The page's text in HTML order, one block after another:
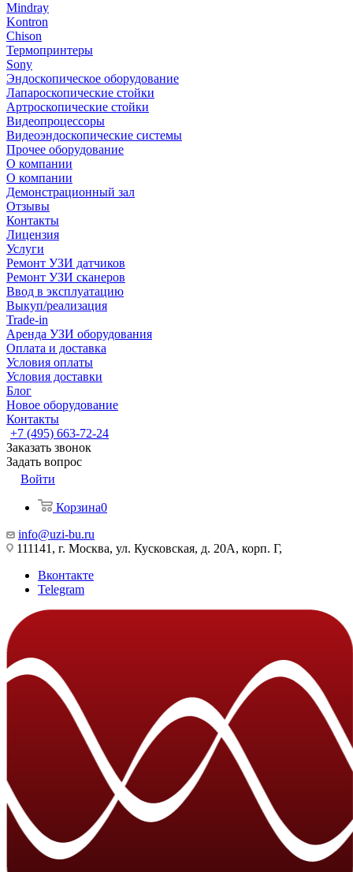
Mindray
Kontron
Chison
Термопринтеры
Sony
Эндоскопическое оборудование
Лапароскопические стойки
Артроскопические стойки
Видеопроцессоры
Видеоэндоскопические системы
Прочее оборудование
О компании
О компании
Демонстрационный зал
Отзывы
Контакты
Лицензия
Услуги
Ремонт УЗИ датчиков
Ремонт УЗИ сканеров
Ввод в эксплуатацию
Выкуп/реализация
Trade-in
Аренда УЗИ оборудования
Оплата и доставка
Условия оплаты
Условия доставки
Блог
Новое оборудование
Контакты
+7 (495) 663-72-24
Заказать звонок
Задать вопрос
Войти
Корзина0
info@uzi-bu.ru
111141, г. Москва, ул. Кусковская, д. 20А, корп. Г,
Вконтакте
Telegram